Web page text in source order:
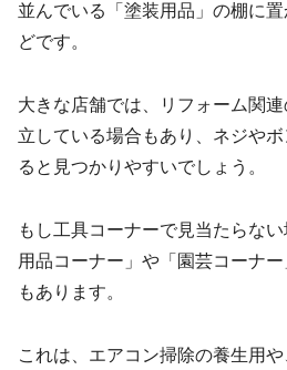
並んでいる「塗装用品」の棚に
どです。
大きな店舗では、リフォーム関
立している場合もあり、ネジや
ると見つかりやすいでしょう。
もし工具コーナーで見当たらな
用品コーナー」や「園芸コーナ
もあります。
これは、エアコン掃除の養生用